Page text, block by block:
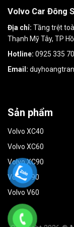
Volvo Car Đông
Địa chỉ: Tầng trệt
Thạnh Mỹ Tây, TP
Hotline: 0925 335
Email:
Sản phẩm
Volvo XC40
Volvo XC60
Volvo XC90
Volvo S90
Volvo V60